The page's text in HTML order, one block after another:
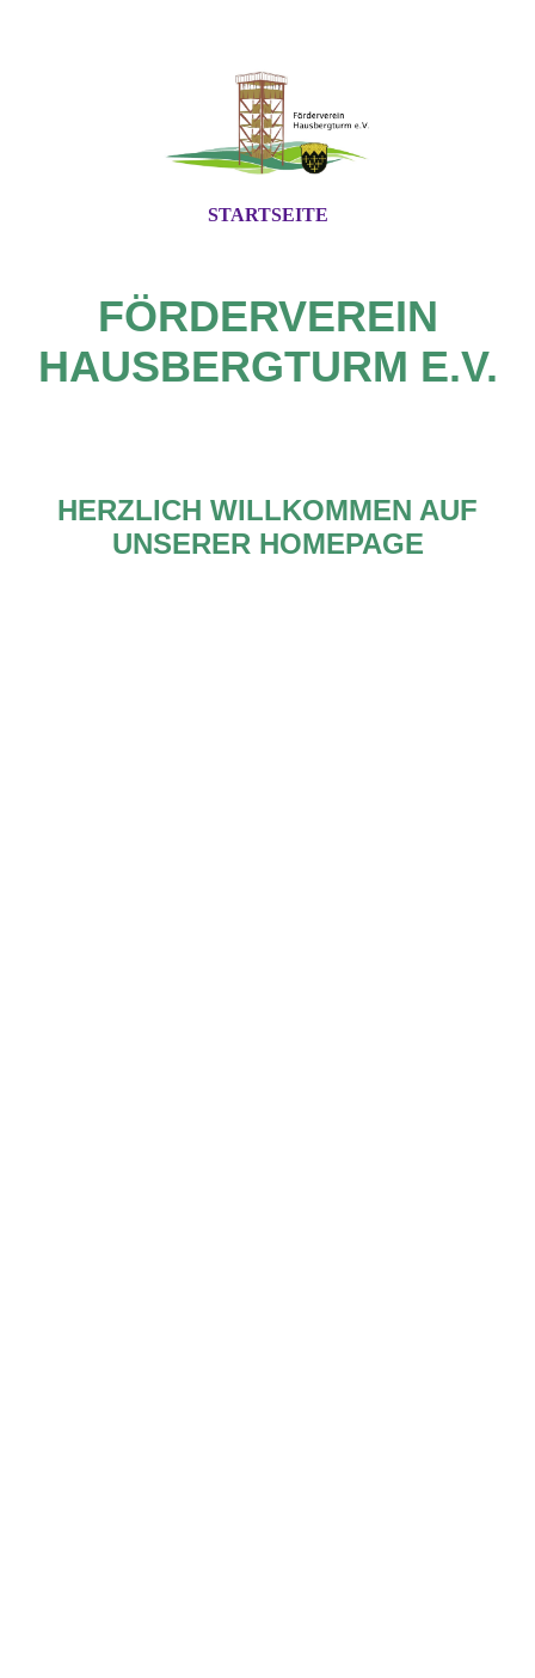
STARTSEITE
FÖRDERVEREIN
HAUSBERGTURM E.V.
HERZLICH WILLKOMMEN AUF
UNSERER HOMEPAGE